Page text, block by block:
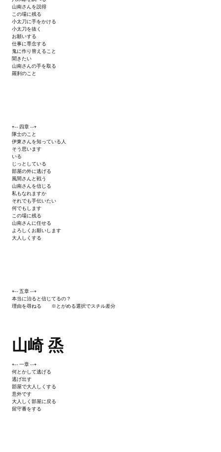
山南さんを説得
この場に残る
小太刀に手をかける
小太刀を抜く
お願いする
仕事に専念する
鬼に作り替えること
聞きたい
山南さんの手を取る
羅刹のこと
+-- 四章 --+
隊士のこと
伊東さんを知っている人
そう思います
いる
じっとしている
部屋の外に逃げる
風間さんと戦う
山南さんを信じる
私もなれますか
それでも手伝いたい
何でもします
この場に残る
山南さんに任せる
よろしくお願いします
大人しくする
+-- 五章 --+
本当に治ると信じてるの？
理由を尋ねる ※とがめる選択でスチル差分
山崎 烝
+-- 一章 --+
何とかして逃げる
逃げ出す
部屋で大人しくする
意外です
大人しく部屋に戻る
留守番をする